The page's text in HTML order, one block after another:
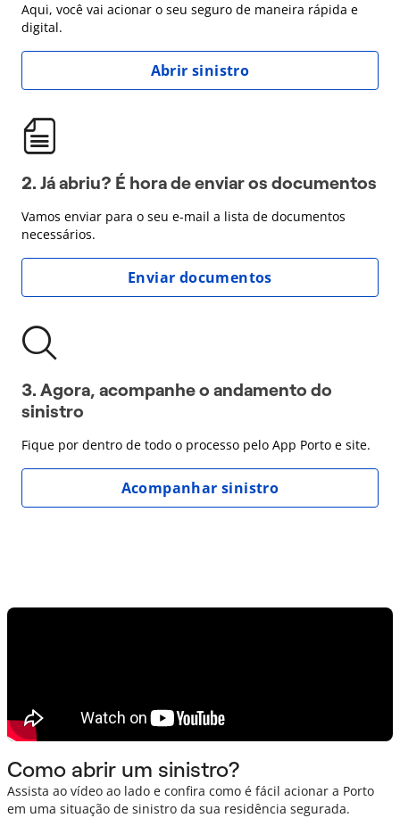
Aqui, você vai acionar o seu seguro de maneira rápida e
digital.
Abrir sinistro
2. Já abriu? É hora de enviar os documentos
Vamos enviar para o seu e-mail a lista de documentos
necessários.
Enviar documentos
3. Agora, acompanhe o andamento do
sinistro
Fique por dentro de todo o processo pelo App Porto e site.
Acompanhar sinistro
Como abrir um sinistro?
Assista ao vídeo ao lado e confira como é fácil acionar a Porto
em uma situação de sinistro da sua residência segurada.